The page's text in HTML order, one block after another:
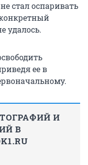
стал оспаривать
удалось.
ее в
И
В